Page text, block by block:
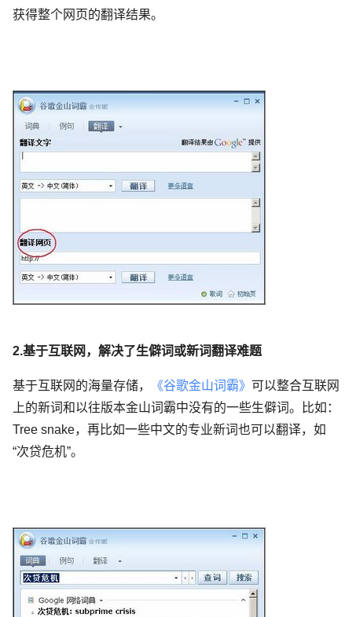
获得整个网页的翻译结果。
2.基于互联网，解决了生僻词或新词翻译难题
基于互联网的海量存储， 《谷歌金山词霸》 可以整合互联网
上的新词和以往版本金山词霸中没有的一些生僻词。比如：
Tree snake，再比如一些中文的专业新词也可以翻译，如
“次贷危机”。